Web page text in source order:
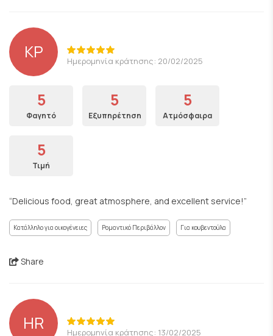
KP Ημερομηνία κράτησης: 20/02/2025
5
Φαγητό
5
Εξυπηρέτηση
5
Ατμόσφαιρα
5
Τιμή
“Delicious food, great atmosphere, and excellent service!”
Κατάλληλο για οικογένειες Ρομαντικό Περιβάλλον Για κουβεντούλα
Share
HR Ημερομηνία κράτησης: 13/02/2025